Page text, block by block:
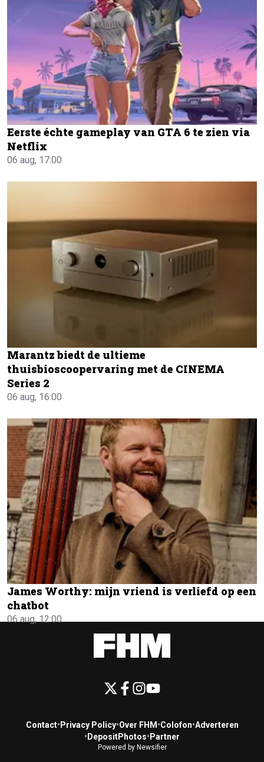
Eerste échte gameplay van GTA 6 te zien via
Netflix
06 aug, 17:00
Marantz biedt de ultieme
thuisbioscoopervaring met de CINEMA
Series 2
06 aug, 16:00
James Worthy: mijn vriend is verliefd op een
chatbot
06 aug, 12:00
Contact• Privacy Policy•Over FHM •Colofon•Adverteren
• DepositPhotos• Partner
Powered by Newsifier